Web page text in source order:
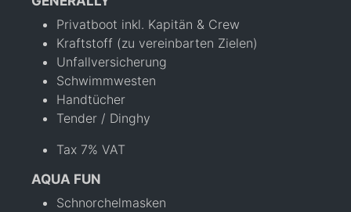
Privatboot inkl. Kapitän & Crew
Kraftstoff (zu vereinbarten Zielen)
Unfallversicherung
Schwimmwesten
Handtücher
Tender / Dinghy
Tax 7% VAT
AQUA FUN
Schnorchelmasken